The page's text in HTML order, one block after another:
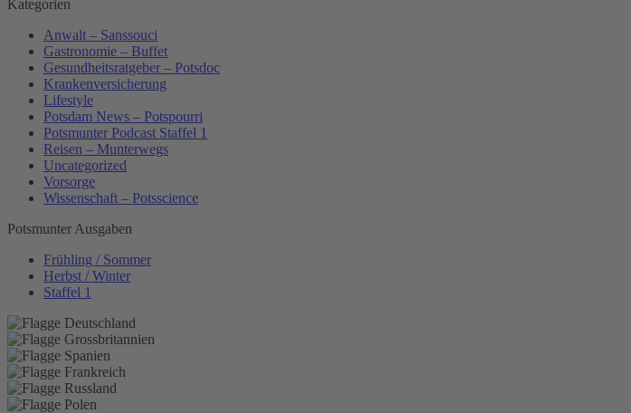
Kategorien
Anwalt – Sanssouci
Gastronomie – Buffet
Gesundheitsratgeber – Potsdoc
Krankenversicherung
Lifestyle
Potsdam News – Potspourri
Potsmunter Podcast Staffel 1
Reisen – Munterwegs
Uncategorized
Vorsorge
Wissenschaft – Potsscience
Potsmunter Ausgaben
Frühling / Sommer
Herbst / Winter
Staffel 1